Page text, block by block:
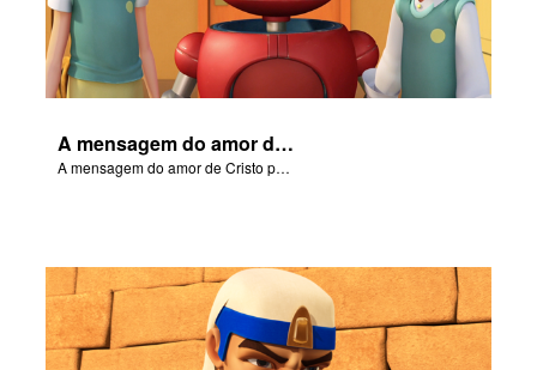
A mensagem do amor de Cristo por nós em "Deixe Meu Povo Ir!".
A mensagem do amor de Cristo por nós em "Deixe Meu Povo Ir!".